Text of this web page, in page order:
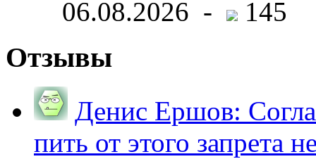
06.08.2026 -
145
Отзывы
Денис Ершов:
пить от этого запрета